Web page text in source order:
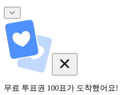
무료 투표권 100표가 도착했어요!